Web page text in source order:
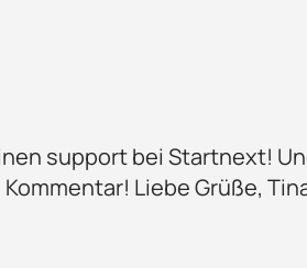
support bei Startnext!
Liebe Grüße,